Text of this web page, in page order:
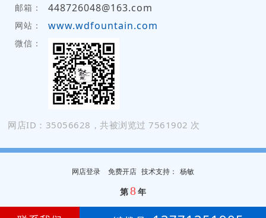
邮箱： 448726048@163.com
网站： www.wdfountain.com
微信：
网店ID：35056628，共被浏览过 7561902 次
网店登录 免费开店 技术支持 ： 杨敏
第8年